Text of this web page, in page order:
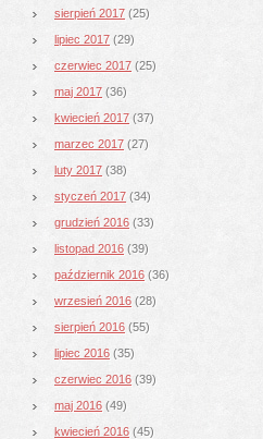
sierpień 2017 (25)
lipiec 2017 (29)
czerwiec 2017 (25)
maj 2017 (36)
kwiecień 2017 (37)
marzec 2017 (27)
luty 2017 (38)
styczeń 2017 (34)
grudzień 2016 (33)
listopad 2016 (39)
październik 2016 (36)
wrzesień 2016 (28)
sierpień 2016 (55)
lipiec 2016 (35)
czerwiec 2016 (39)
maj 2016 (49)
kwiecień 2016 (45)